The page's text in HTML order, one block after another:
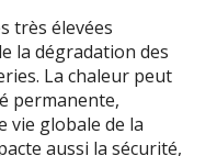
très élevées
la dégradation des
La chaleur peut
permanente,
vie globale de la
aussi la sécurité,